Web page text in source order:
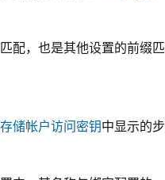
配，也是其他设置的前缀匹
储帐户访问密钥中显示的步